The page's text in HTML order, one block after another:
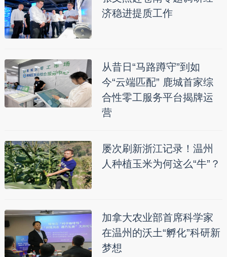
济稳进提质工作
从昔日“马路蹲守”到如
今“云端匹配” 鹿城首家综
合性零工服务平台揭牌运
营
屡次刷新浙江记录！温州
人种植玉米为何这么“牛”？
加拿大农业部首席科学家
在温州的沃土“孵化”科研新
梦想